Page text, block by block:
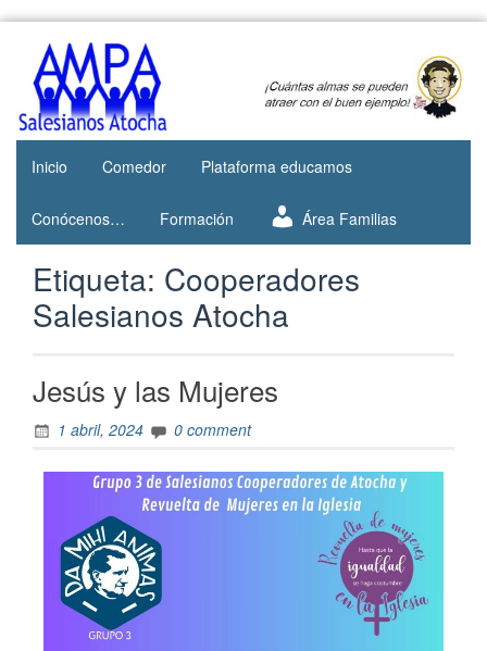
AMPA
Salesianos
Atocha
Web del
AMPA del
Colegio
Salesianos
de Atocha
Inicio
Comedor Plataforma educamos
Conócenos… Formación Área Familias
Etiqueta: Cooperadores
Salesianos Atocha
Jesús y las Mujeres
1 abril, 2024 0 comment